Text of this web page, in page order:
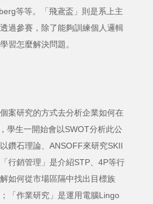
等等。「飛鳶盃」則是系上主
過參賽，除了能夠訓練個人邏輯
習怎麼解決問題。
案研究的方式去分析企業如何在
學生一開始會以SWOT分析此公
鑽石理論、ANSOFF來研究SKII
行銷管理」是介紹STP、4P等行
如何從市場區隔中找出目標族
「作業研究」是運用電腦Lingo